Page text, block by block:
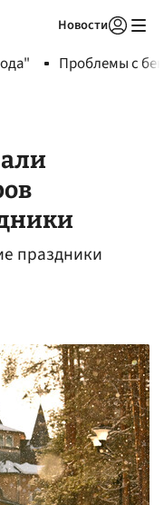
Новости
Проблемы с
праздники